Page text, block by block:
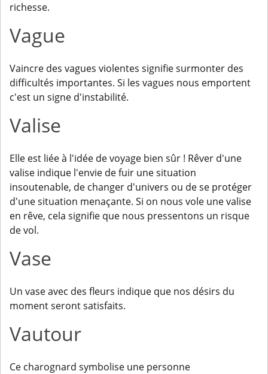
richesse.
Vague
Vaincre des vagues violentes signifie surmonter des
difficultés importantes. Si les vagues nous emportent
c'est un signe d'instabilité.
Valise
Elle est liée à l'idée de voyage bien sûr ! Rêver d'une
valise indique l'envie de fuir une situation
insoutenable, de changer d'univers ou de se protéger
d'une situation menaçante. Si on nous vole une valise
en rêve, cela signifie que nous pressentons un risque
de vol.
Vase
Un vase avec des fleurs indique que nos désirs du
moment seront satisfaits.
Vautour
Ce charognard symbolise une personne